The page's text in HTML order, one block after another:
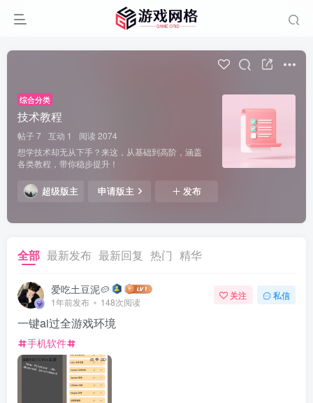
综合分类
技术教程
帖子 7 互动 1
阅读 2074
想学技术却无从下手？来这，从基础到高阶，涵盖
各类教程，带你稳步提升！
超级版主 申请版主 发布
全部 最新发布 最新回复 热门 精华
爱吃土豆泥🥔
1年前发布 148次阅读
关注 私信
一键ai过全游戏环境
手机软件